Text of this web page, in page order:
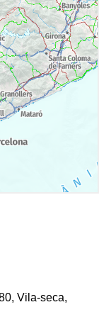
Vila-seca,